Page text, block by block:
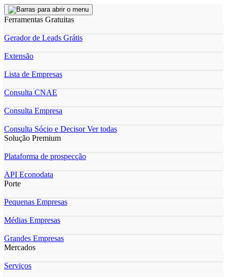
Ferramentas Gratuitas
Gerador de Leads Grátis
Extensão
Lista de Empresas
Consulta CNAE
Consulta Empresa
Consulta Sócio e DecisorVer todas
Solução Premium
Plataforma de prospecção
API Econodata
Porte
Pequenas Empresas
Médias Empresas
Grandes Empresas
Mercados
Serviços